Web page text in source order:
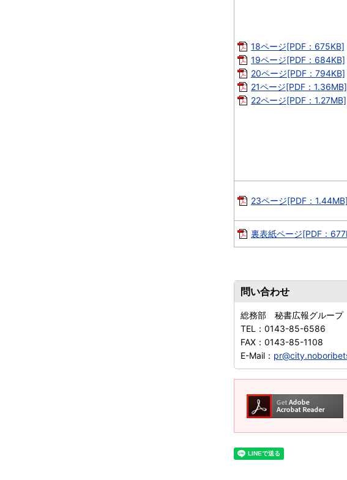
18ページ[PDF：675KB]
19ページ[PDF：684KB]
20ページ[PDF：794KB]
21ページ[PDF：1.36MB]
22ページ[PDF：1.27MB]
23ページ[PDF：1.44MB]
裏表紙ページ[PDF：
問い合わせ
総務部 秘書広報グループ
TEL： 0143-85-6586
FAX： 0143-85-1108
E-Mail：